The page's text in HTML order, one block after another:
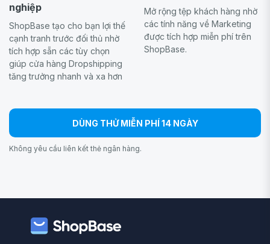
nghiệp
ShopBase tạo cho bạn lợi thế
cạnh tranh trước đối thủ nhờ
tích hợp sẵn các tùy chọn
giúp cửa hàng Dropshipping
tăng trưởng nhanh và xa hơn
Mở rộng tệp khách hàng nhờ
các tính năng về Marketing
được tích hợp miễn phí trên
ShopBase.
DÙNG THỬ MIỄN PHÍ 14 NGÀY
Không yêu cầu liên kết thẻ ngân hàng.